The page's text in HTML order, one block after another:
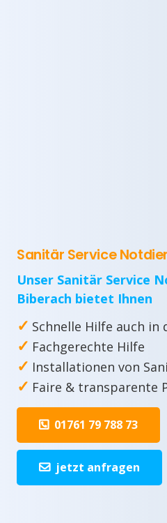
Sanitär Service
Unser Sanitär Service
Biberach bietet Ihnen
✓ Schnelle Hilfe auch in
✓ Fachgerechte Hilfe
✓ Installationen von
✓ Faire & transparente
01761 79 788 73
jetzt anfragen